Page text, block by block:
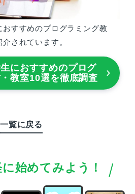
すすめのプログラミング教
されています。
生におすすめのプログ
教室10選を徹底調査
一覧に戻る
始めてみよう！